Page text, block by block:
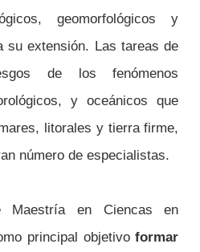
geomorfológicos y
su extensión. Las tareas de
de los fenómenos
y oceánicos que
litorales y tierra firme,
número de especialistas.
Maestría en Ciencas en
principal objetivoformar